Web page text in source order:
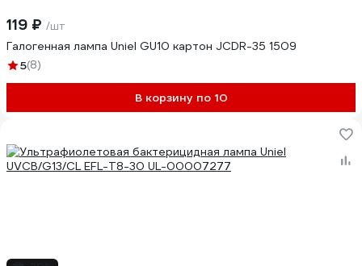
119 ₽ /шт
Галогенная лампа Uniel GU10 картон JCDR-35 1509
5(8)
В корзину по 10